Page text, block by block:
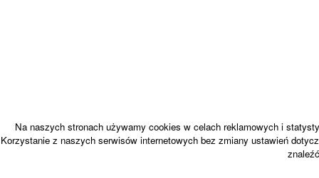
Na naszych stronach używamy cookies w celach reklamowych i
Korzystanie z naszych serwisów internetowych bez zmiany ustawień